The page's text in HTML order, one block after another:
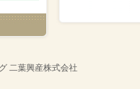
二葉興産株式会社